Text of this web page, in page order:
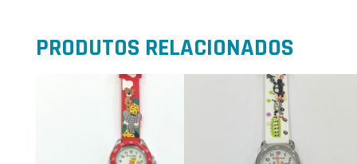
PRODUTOS RELACIONADOS